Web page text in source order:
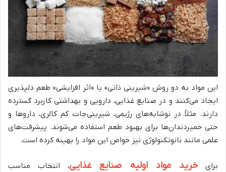
این مواد به دو روش «شیرینی ذاتی» یا «اثر افزایشی» طعم دلپذیری
ایجاد می‌کنند و در صنایع غذایی، دارویی و بهداشتی کاربرد گسترده
دارند. مثلاً در نوشابه‌های رژیمی، شیرینی‌جات کم کالری، داروها و
حتی خمیردندان‌ها برای بهبود طعم استفاده می‌شوند. پیشرفت‌های
علمی مانند نانوتکنولوژی نیز خواص این مواد را بهینه کرده است.
برایخرید مواد اولیه صنایع غذایی، انتخاب مناسب